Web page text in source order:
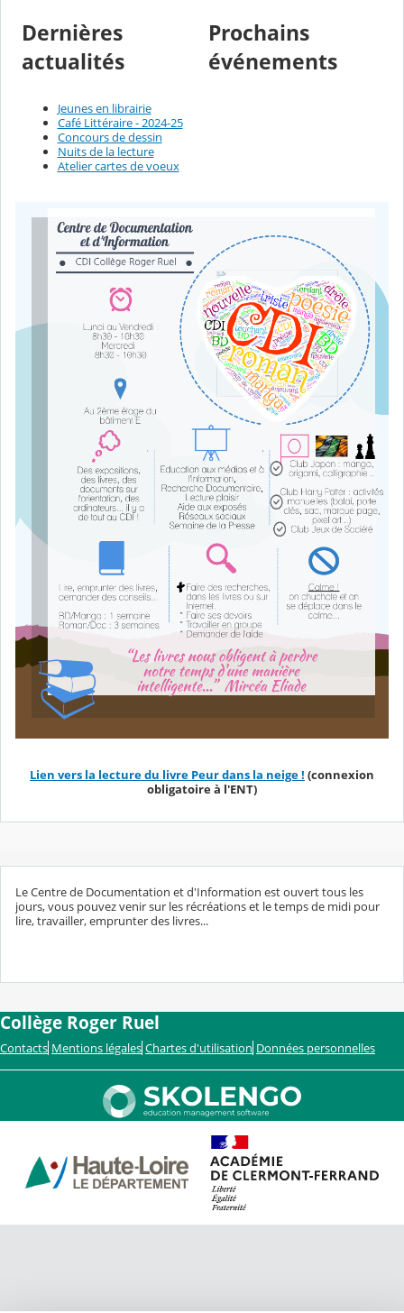
Dernières
actualités
Jeunes en librairie
Café Littéraire - 2024-25
Concours de dessin
Nuits de la lecture
Atelier cartes de voeux
Prochains
événements
Lien vers la lecture du livre Peur dans la neige ! (connexion
obligatoire à l'ENT)
Le Centre de Documentation et d'Information est ouvert tous les
jours, vous pouvez venir sur les récréations et le temps de midi pour
lire, travailler, emprunter des livres...
Collège Roger Ruel
Contacts Mentions légales Chartes d'utilisation Données personnelles